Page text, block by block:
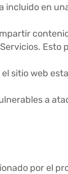
incluido en
Esto
sitio web
a
por el